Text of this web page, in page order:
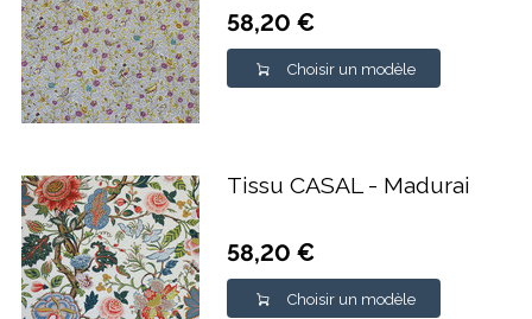
58,20 €
Choisir un modèle
Tissu CASAL - Madurai
58,20 €
Choisir un modèle